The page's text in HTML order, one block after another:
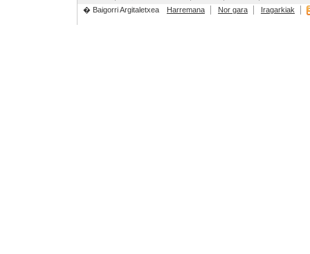
� Baigorri Argitaletxea
Harremana Nor gara Iragarkiak